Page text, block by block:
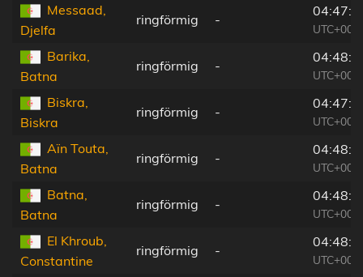
Messaad,
Djelfa
ringförmig -
Barika,
Batna
ringförmig -
Biskra,
Biskra
ringförmig -
Aïn Touta,
Batna
ringförmig -
Batna,
Batna
ringförmig -
El Khroub,
Constantine
ringförmig -